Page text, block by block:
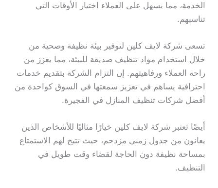
الخدمة، مما يسهل على العملاء اختيار الأوقات التي
تناسبهم.
تسعى شركة لايف كلين لتوفير بيئة نظيفة وصحية من
خلال استخدام مواد تنظيف صديقة للبيئة، مما يعزز من
راحة العملاء ورفاهيتهم. إن التزام الشركة بتقديم خدمات
احترافية يساهم في تعزيز سمعتها في السوق كواحدة من
أفضل شركات تنظيف المنازل في الفجيرة.
أيضًا تعتبر شركة لايف كلين خيارًا مثاليًا للأشخاص الذين
يعانون من جدول زمني مزدحم، حيث تتيح لهم الاستمتاع
بمساحة نظيفة دون الحاجة لقضاء وقت طويل في
التنظيف.